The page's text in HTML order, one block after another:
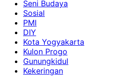
Seni Budaya
Sosial
PMI
DIY
Kota Yogyakarta
Kulon Progo
Gunungkidul
Kekeringan